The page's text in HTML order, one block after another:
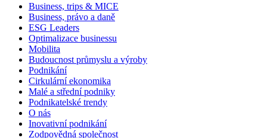
Business, trips & MICE
Business, právo a daně
ESG Leaders
Optimalizace businessu
Mobilita
Budoucnost průmyslu a výroby
Podnikání
Cirkulární ekonomika
Malé a střední podniky
Podnikatelské trendy
O nás
Inovativní podnikání
Zodpovědná společnost